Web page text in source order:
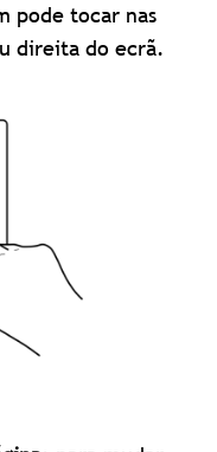
pode tocar nas
direita do ecrã.